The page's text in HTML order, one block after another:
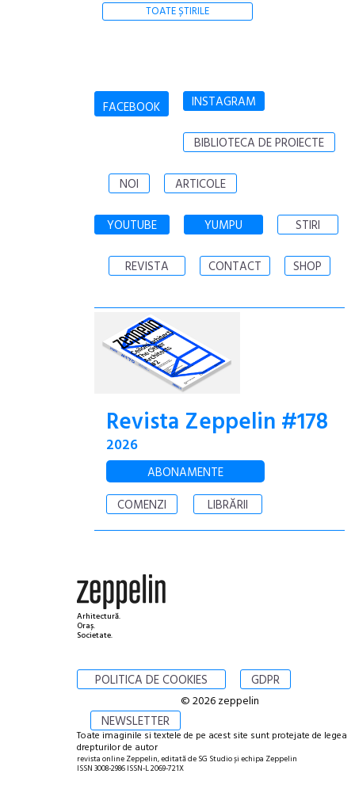
TOATE ȘTIRILE
FACEBOOK INSTAGRAM
BIBLIOTECA DE PROIECTE
NOI ARTICOLE
YOUTUBE YUMPU STIRI
REVISTA CONTACT SHOP
Revista Zeppelin #178
2026
ABONAMENTE
COMENZI
LIBRĂRII
Arhitectură.
Oraș.
Societate.
POLITICA DE COOKIES GDPR
NEWSLETTER
© 2026 zeppelin
Toate imaginile si textele de pe acest site sunt protejate de legea
drepturilor de autor
revista online Zeppelin, editată de SG Studio și echipa Zeppelin
ISSN 3008-2986 ISSN-L 2069-721X